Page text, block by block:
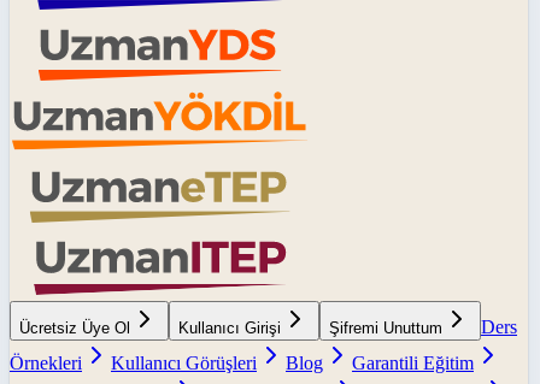
Ücretsiz Üye Ol Kullanıcı Girişi Şifremi Unuttum
Ders
Örnekleri
Kullanıcı Görüşleri Blog
Garantili Eğitim